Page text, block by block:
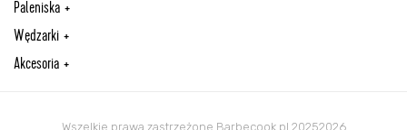
Paleniska
Wędzarki
Akcesoria
Wszelkie prawa zastrzeżone Barbecook.pl 20252026